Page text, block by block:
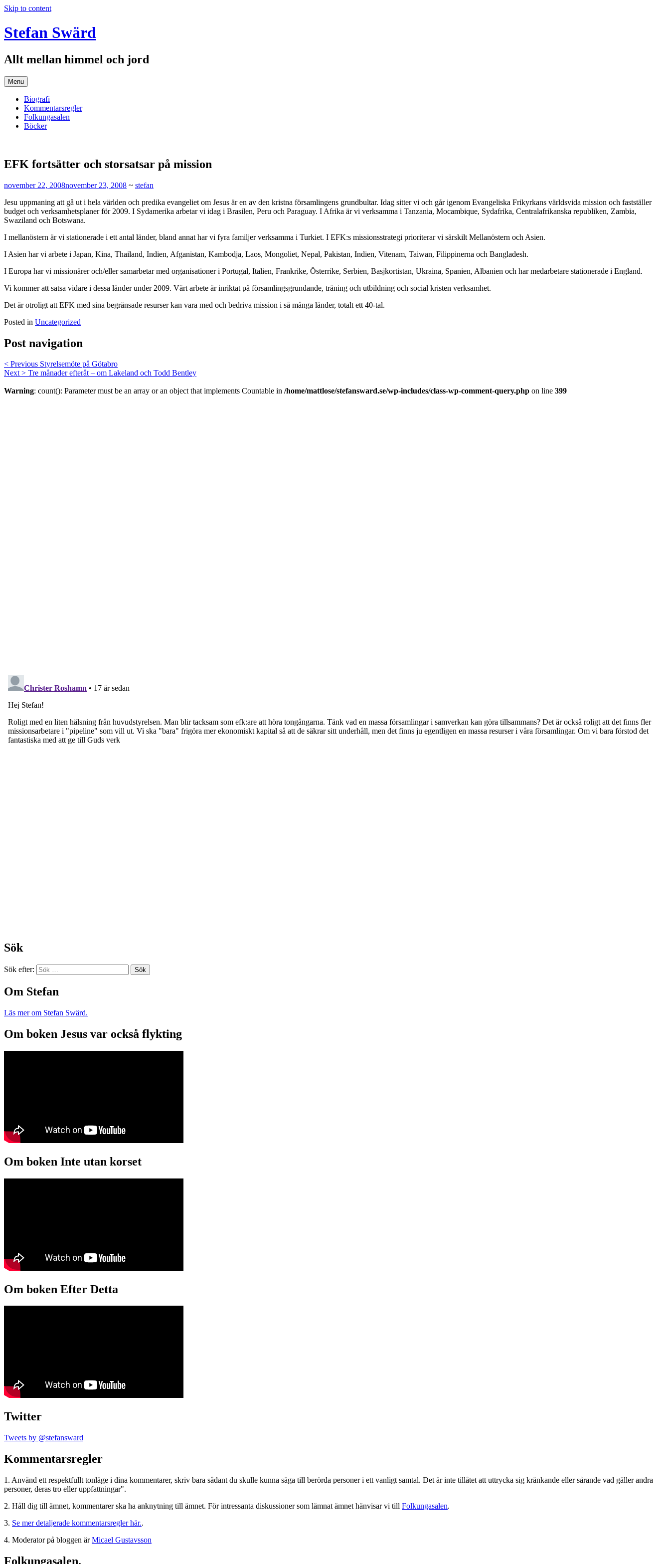
Skip to content
Stefan Swärd
Allt mellan himmel och jord
Menu
Biografi
Kommentarsregler
Folkungasalen
Böcker
EFK fortsätter och storsatsar på mission
november 22, 2008november 23, 2008 ~ stefan
Jesu uppmaning att gå ut i hela världen och predika evangeliet om Jesus är en av den kristna församlingens grundbultar. Idag sitter vi och går igenom Evangeliska Frikyrkans världsvida mission och fastställer
budget och verksamhetsplaner för 2009. I Sydamerika arbetar vi idag i Brasilen, Peru och Paraguay. I Afrika är vi verksamma i Tanzania, Mocambique, Sydafrika, Centralafrikanska republiken, Zambia,
Swaziland och Botswana.
I mellanöstern är vi stationerade i ett antal länder, bland annat har vi fyra familjer verksamma i Turkiet. I EFK:s missionsstrategi prioriterar vi särskilt Mellanöstern och Asien.
I Asien har vi arbete i Japan, Kina, Thailand, Indien, Afganistan, Kambodja, Laos, Mongoliet, Nepal, Pakistan, Indien, Vitenam, Taiwan, Filippinerna och Bangladesh.
I Europa har vi missionärer och/eller samarbetar med organisationer i Portugal, Italien, Frankrike, Österrike, Serbien, Basjkortistan, Ukraina, Spanien, Albanien och har medarbetare stationerade i England.
Vi kommer att satsa vidare i dessa länder under 2009. Vårt arbete är inriktat på församlingsgrundande, träning och utbildning och social kristen verksamhet.
Det är otroligt att EFK med sina begränsade resurser kan vara med och bedriva mission i så många länder, totalt ett 40-tal.
Posted in Uncategorized
Post navigation
< Previous Styrelsemöte på Götabro
Next > Tre månader efteråt – om Lakeland och Todd Bentley
Warning: count(): Parameter must be an array or an object that implements Countable in /home/mattlose/stefansward.se/wp-includes/class-wp-comment-query.php on line 399
Sök
Sök efter:
Om Stefan
Läs mer om Stefan Swärd.
Om boken Jesus var också flykting
Om boken Inte utan korset
Om boken Efter Detta
Twitter
Tweets by @stefansward
Kommentarsregler
1. Använd ett respektfullt tonläge i dina kommentarer, skriv bara sådant du skulle kunna säga till berörda personer i ett vanligt samtal. Det är inte tillåtet att uttrycka sig kränkande eller sårande vad gäller andra
personer, deras tro eller uppfattningar".
2. Håll dig till ämnet, kommentarer ska ha anknytning till ämnet. För intressanta diskussioner som lämnat ämnet hänvisar vi till Folkungasalen.
3. Se mer detaljerade kommentarsregler här..
4. Moderator på bloggen ärMicael Gustavsson
Folkungasalen.